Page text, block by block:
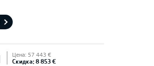
Цена: 57 443 €
Скидка: 8 853 €